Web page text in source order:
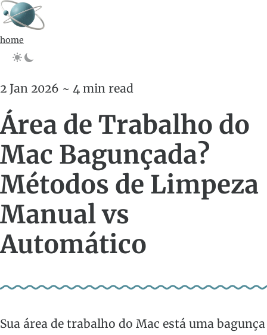
home
2 Jan 2026 ~ 4 min read
Área de Trabalho do
Mac Bagunçada?
Métodos de Limpeza
Manual vs
Automático
Sua área de trabalho do Mac está uma bagunça